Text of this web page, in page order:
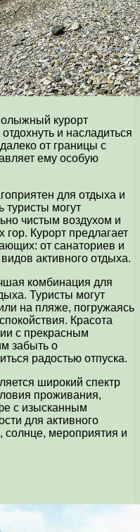
курорт
и насладиться
от границы с
ему особую
для отдыха и
туристы могут
чистым воздухом и
гор. Курорт предлагает
от санаториев и
активного отдыха.
комбинация для
Туристы могут
на пляже, погружаясь
Красота
с прекрасным
забыть о
радостью отпуска.
широкий спектр
проживания,
с изысканным
для активного
мероприятия и